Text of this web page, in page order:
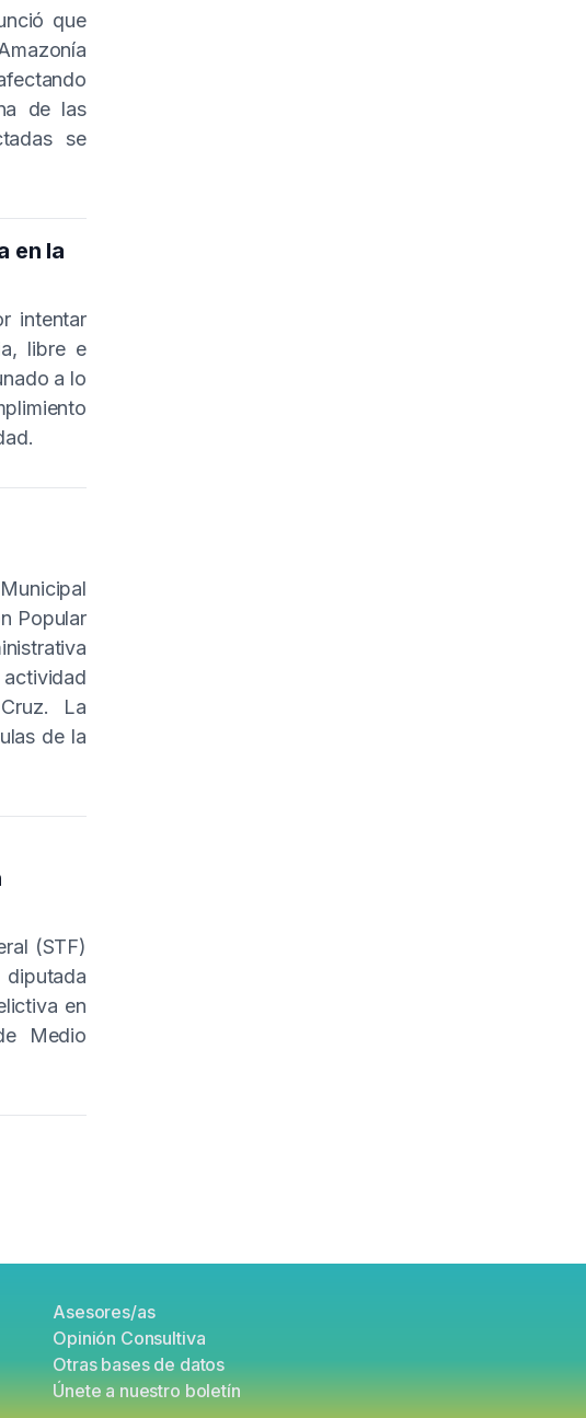
que
de las
se
en la
intentar
libre e
a lo
Popular
Cruz. La
de la
(STF)
en
Medio
Footer
account
Asesores/as
Opinión Consultiva
Otras bases de datos
Únete a nuestro boletín